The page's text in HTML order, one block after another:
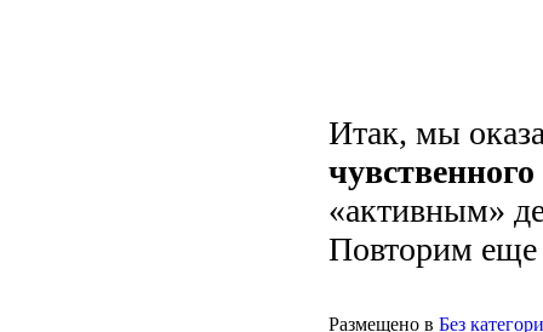
Итак, мы
чувственного
«активным»
Повторим еще
Размещено в Без